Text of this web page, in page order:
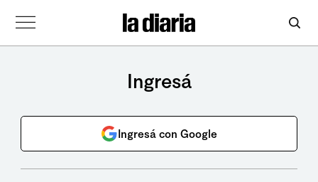
Ingresá
Ingresá con Google